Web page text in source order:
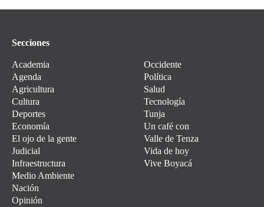
Secciones
Academia
Agenda
Agricultura
Cultura
Deportes
Economía
El ojo de la gente
Judicial
Infraestructura
Medio Ambiente
Nación
Opinión
Occidente
Política
Salud
Tecnología
Tunja
Un café con
Valle de Tenza
Vida de hoy
Vive Boyacá